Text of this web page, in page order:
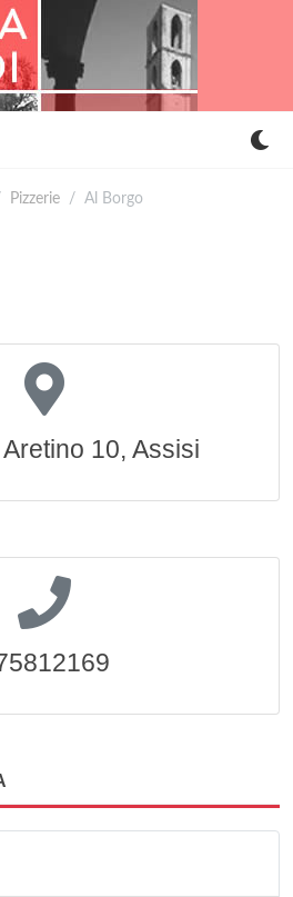
Pizzerie Al Borgo
10, Assisi